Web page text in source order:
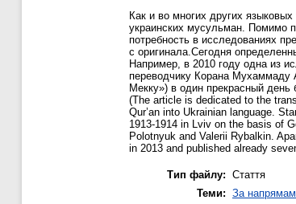
Как и во многих других
украинских мусульман. Помимо
потребность в исследованиях
с оригинала.Сегодня
Например, в 2010 году одна из
переводчику Корана Мухаммаду
Мекку») в один прекрасный день
(The article is dedicated to the
Qur’an into Ukrainian language.
1913-1914 in Lviv on the basis of
Polotnyuk and Valerii Rybalkin.
in 2013 and published already
Тип файлу: Стаття
Теми: За